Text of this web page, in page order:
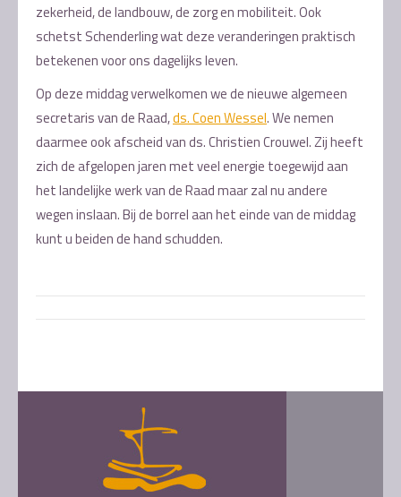
zekerheid, de landbouw, de zorg en mobiliteit. Ook
schetst Schenderling wat deze veranderingen praktisch
betekenen voor ons dagelijks leven.
Op deze middag verwelkomen we de nieuwe algemeen
secretaris van de Raad,ds. Coen Wessel. We nemen
daarmee ook afscheid van ds. Christien Crouwel. Zij heeft
zich de afgelopen jaren met veel energie toegewijd aan
het landelijke werk van de Raad maar zal nu andere
wegen inslaan. Bij de borrel aan het einde van de middag
kunt u beiden de hand schudden.
Post